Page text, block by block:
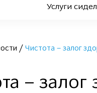
Услуги
/ Чистота – залог
–